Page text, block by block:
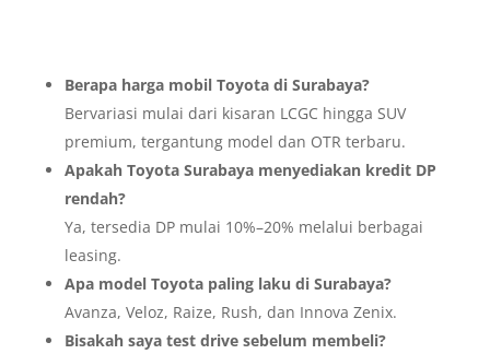
Berapa harga mobil Toyota di Surabaya?
Bervariasi mulai dari kisaran LCGC hingga SUV
premium, tergantung model dan OTR terbaru.
Apakah Toyota Surabaya menyediakan kredit DP
rendah?
Ya, tersedia DP mulai 10%–20% melalui berbagai
leasing.
Apa model Toyota paling laku di Surabaya?
Avanza, Veloz, Raize, Rush, dan Innova Zenix.
Bisakah saya test drive sebelum membeli?